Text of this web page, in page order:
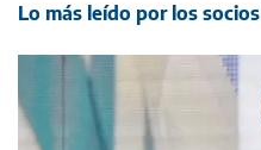
Lo más leído por los socios